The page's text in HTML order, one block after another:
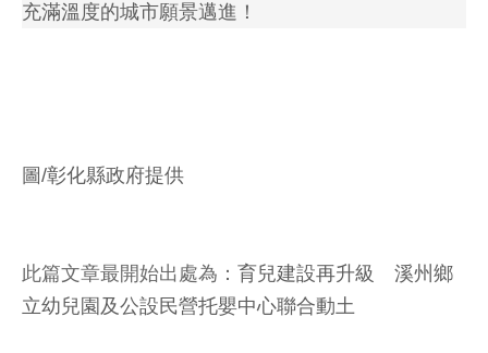
充滿溫度的城市願景邁進！
圖/彰化縣政府提供
此篇文章最開始出處為： 育兒建設再升級 溪州鄉
立幼兒園及公設民營托嬰中心聯合動土